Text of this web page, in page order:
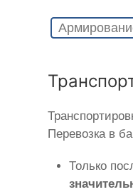
Перевозка в
Только